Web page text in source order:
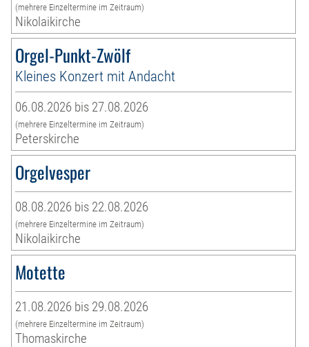
(mehrere Einzeltermine im Zeitraum)
Nikolaikirche
Orgel-Punkt-Zwölf
Kleines Konzert mit Andacht
06.08.2026 bis 27.08.2026
(mehrere Einzeltermine im Zeitraum)
Peterskirche
Orgelvesper
08.08.2026 bis 22.08.2026
(mehrere Einzeltermine im Zeitraum)
Nikolaikirche
Motette
21.08.2026 bis 29.08.2026
(mehrere Einzeltermine im Zeitraum)
Thomaskirche